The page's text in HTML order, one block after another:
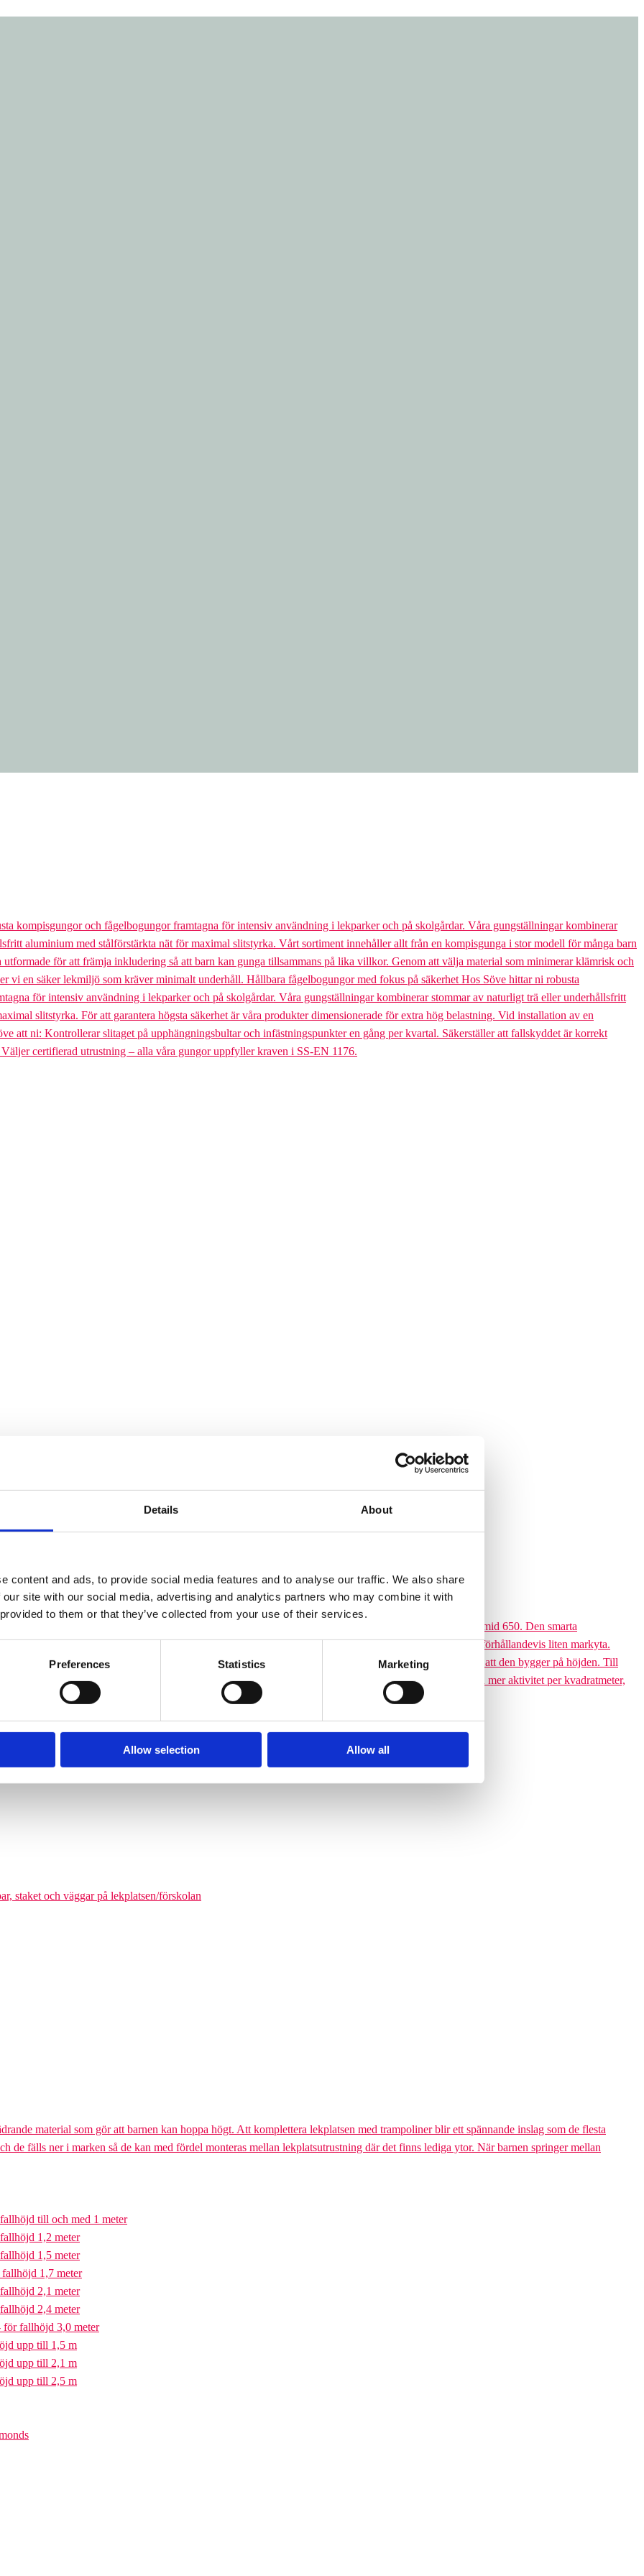
Details About
content and ads, to provide social media features and to analyse our traffic. We also share
site with our social media, advertising and analytics partners who may combine it with
to them or that they’ve collected from your use of their services.
Preferences Statistics Marketing
Allow selection Allow all
kompisgungor och fågelbogungor framtagna för intensiv användning i lekparker och på skolgårdar. Våra gungställningar kombinerar
aluminium med stålförstärkta nät för maximal slitstyrka. Vårt sortiment innehåller allt från en kompisgunga i stor modell för många barn
för att främja inkludering så att barn kan gunga tillsammans på lika villkor. Genom att välja material som minimerar klämrisk och
vi en säker lekmiljö som kräver minimalt underhåll. Hållbara fågelbogungor med fokus på säkerhet Hos Söve hittar ni robusta
för intensiv användning i lekparker och på skolgårdar. Våra gungställningar kombinerar stommar av naturligt trä eller underhållsfritt
slitstyrka. För att garantera högsta säkerhet är våra produkter dimensionerade för extra hög belastning. Vid installation av en
att ni: Kontrollerar slitaget på upphängningsbultar och infästningspunkter en gång per kvartal. Säkerställer att fallskyddet är korrekt
certifierad utrustning – alla våra gungor uppfyller kraven i SS-EN 1176.
finns i flera storlekar, från tre meters höjd upp till den 6,5 meter höga Climbing pyramid 650. Läs mer...
klätterpyramider finns i flera storlekar, från tre meters höjd upp till den 6,5 meter höga Climbing pyramid 650. Den smarta
barn från cirka 6 år och uppåt att klättra på en och samma gång. Dessutom tar klätterpyramiden upp en förhållandevis liten markyta.
med en diameter på cirka 9–14,5 meter. Det som gör klätterpyramiden till ett yteffektivt val är att den bygger på höjden. Till
större plats, maximerar nätstrukturen antalet användare på ytan. Ni får plats med betydligt fler barn och mer aktivitet per kvadratmeter,
och kommunala parker.
där man kan förena leken med matematikutmaningar
staket och väggar på lekplatsen/förskolan
material som gör att barnen kan hoppa högt. Att komplettera lekplatsen med trampoliner blir ett spännande inslag som de flesta
de fälls ner i marken så de kan med fördel monteras mellan lekplatsutrustning där det finns lediga ytor. När barnen springer mellan
till och med 1 meter
1,2 meter
1,5 meter
1,7 meter
2,1 meter
2,4 meter
för fallhöjd 3,0 meter
upp till 1,5 m
upp till 2,1 m
upp till 2,5 m